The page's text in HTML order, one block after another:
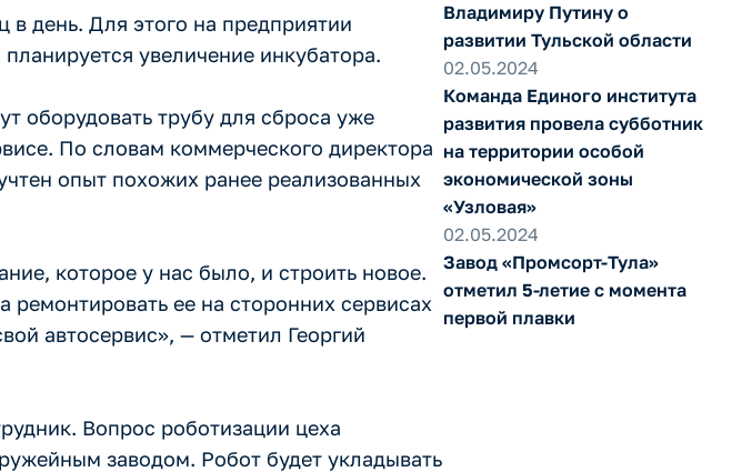
в день. Для этого на предприятии
увеличение инкубатора.
оборудовать трубу для сброса уже
По словам коммерческого директора
опыт похожих ранее реализованных
которое у нас было, и строить новое.
ремонтировать ее на сторонних сервисах
автосервис», — отметил Георгий
Вопрос роботизации цеха
заводом. Робот будет укладывать
Владимиру Путину о
развитии Тульской области
02.05.2024
Команда Единого института
развития провела субботник
на территории особой
экономической зоны
«Узловая»
02.05.2024
Завод «Промсорт-Тула»
отметил 5-летие с момента
первой плавки